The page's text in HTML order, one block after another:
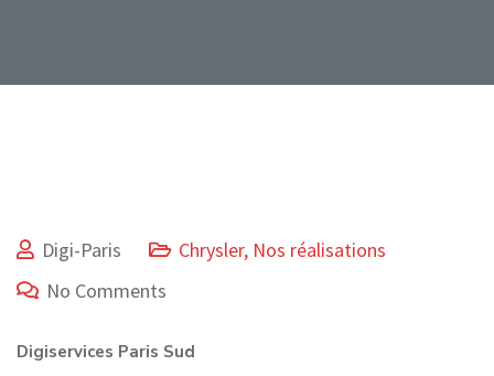
Digi-Paris Chrysler, Nos réalisations
No Comments
Digiservices Paris Sud